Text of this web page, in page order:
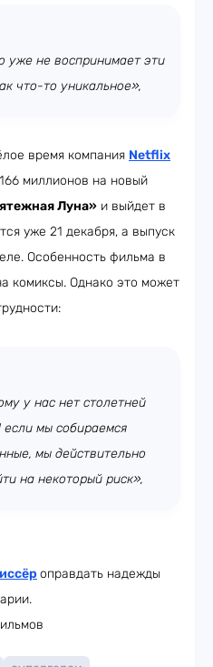
уже не воспринимает эти
что-то уникальное»,
время компания Netflix
миллионов на новый
Луна» и выйдет в
уже 21 декабря, а выпуск
Особенность фильма в
комиксы. Однако это может
у нас нет столетней
мы собираемся
мы действительно
на некоторый риск»,
оправдать надежды